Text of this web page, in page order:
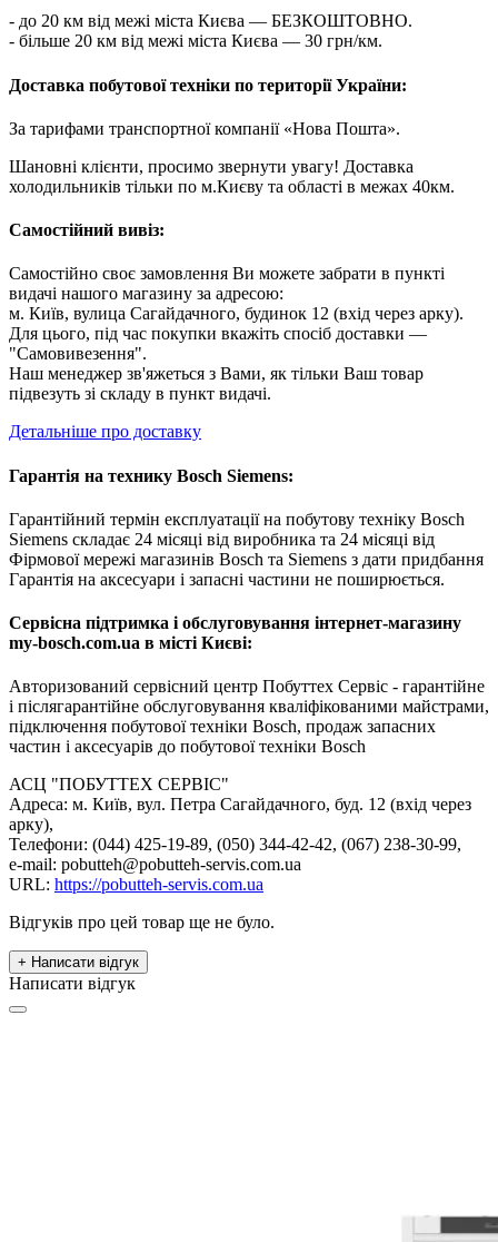
- до 20 км від межі міста Києва — БЕЗКОШТОВНО.
- більше 20 км від межі міста Києва — 30 грн/км.
Доставка побутової техніки по території України:
За тарифами транспортної компанії «Нова Пошта».
Шановні клієнти, просимо звернути увагу! Доставка
холодильників тільки по м.Києву та області в межах 40км.
Самостійний вивіз:
Самостійно своє замовлення Ви можете забрати в пункті
видачі нашого магазину за адресою:
м. Київ, вулица Сагайдачного, будинок 12 (вхід через арку).
Для цього, під час покупки вкажіть спосіб доставки —
"Самовивезення".
Наш менеджер зв'яжеться з Вами, як тільки Ваш товар
підвезуть зі складу в пункт видачі.
Детальніше про доставку
Гарантія на технику Bosch Siemens:
Гарантійний термін експлуатації на побутову техніку Bosch
Siemens складає 24 місяці від виробника та 24 місяці від
Фірмової мережі магазинів Bosch та Siemens з дати придбання
Гарантія на аксесуари і запасні частини не поширюється.
Сервісна підтримка і обслуговування інтернет-магазину
my-bosch.com.ua в місті Києві:
Авторизований сервісний центр Побуттех Сервіс - гарантійне
і післягарантійне обслуговування кваліфікованими майстрами,
підключення побутової техніки Bosch, продаж запасних
частин і аксесуарів до побутової техніки Bosch
АСЦ "ПОБУТТЕХ СЕРВІС"
Адреса: м. Київ, вул. Петра Сагайдачного, буд. 12 (вхід через
арку),
Телефони: (044) 425-19-89, (050) 344-42-42, (067) 238-30-99,
e-mail: pobutteh@pobutteh-servis.com.ua
URL: https://pobutteh-servis.com.ua
Відгуків про цей товар ще не було.
+ Написати відгук
Написати відгук